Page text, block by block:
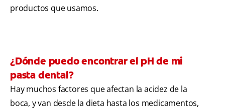
productos que usamos.
¿Dónde puedo encontrar el pH de mi
pasta dental?
Hay muchos factores que afectan la acidez de la
boca, y van desde la dieta hasta los medicamentos,